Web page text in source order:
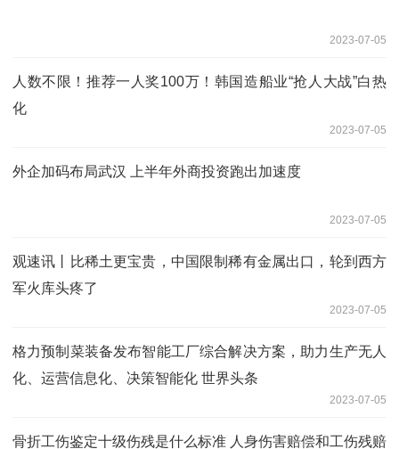
2023-07-05
人数不限！推荐一人奖100万！韩国造船业“抢人大战”白热
化
2023-07-05
外企加码布局武汉 上半年外商投资跑出加速度
2023-07-05
观速讯丨比稀土更宝贵，中国限制稀有金属出口，轮到西方
军火库头疼了
2023-07-05
格力预制菜装备发布智能工厂综合解决方案，助力生产无人
化、运营信息化、决策智能化 世界头条
2023-07-05
骨折工伤鉴定十级伤残是什么标准 人身伤害赔偿和工伤残赔